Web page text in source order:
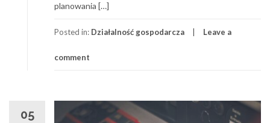
planowania […]
Posted in: Działalność gospodarcza Leave a
comment
05